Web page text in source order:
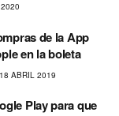
de la App
en la boleta
18 ABRIL 2019
Play para que